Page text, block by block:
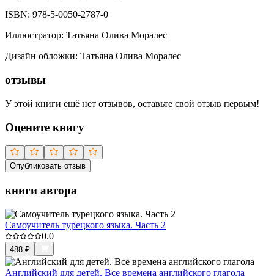
ISBN: 978-5-0050-2787-0
Иллюстратор: Татьяна Олива Моралес
Дизайн обложки: Татьяна Олива Моралес
отзывы
У этой книги ещё нет отзывов, оставьте свой отзыв первым!
Оцените книгу
Опубликовать отзыв
книги автора
Самоучитель турецкого языка. Часть 2
0.0
488 ₽
Английский для детей. Все времена английского глагола